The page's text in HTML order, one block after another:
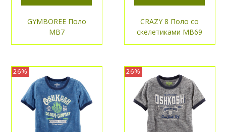
GYMBOREE Поло
МВ7
CRAZY 8 Поло со
скелетиками МВ69
26% 26%